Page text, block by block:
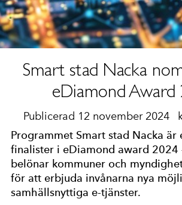
Smart stad Nacka
eDiamond Award
Publicerad 12 november 2024
Programmet Smart stad Nacka är
finalister i eDiamond award 2024
belönar kommuner och
för att erbjuda invånarna nya
samhällsnyttiga e-tjänster.